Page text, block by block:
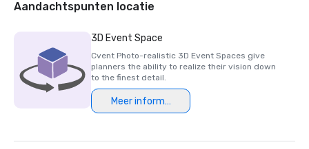
Aandachtspunten locatie
3D Event Space
Cvent Photo-realistic 3D Event Spaces give
planners the ability to realize their vision down
to the finest detail.
Meer informatie